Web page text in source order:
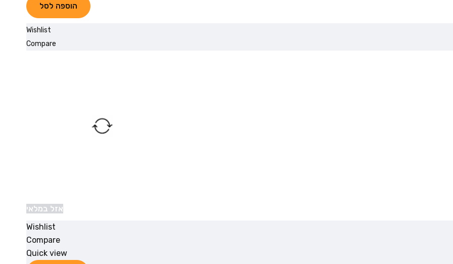
הוספה לסל
Wishlist
Compare
אזל במלאי
Wishlist
Compare
Quick view